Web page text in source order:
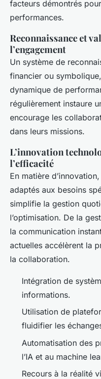
facteurs démontrés
performances.
Reconnaissance et
l’engagement
Un système de
financier ou
dynamique de
régulièrement instaure
encourage les
dans leurs missions.
L’innovation
l’efficacité
En matière
adaptés aux besoins
simplifie la gestion
l’optimisation. De la
la communication
actuelles accélèrent la
la collaboration.
Intégration de
informations.
Utilisation de
fluidifier les
Automatisation des
l’IA et au machine
Recours à la réalité